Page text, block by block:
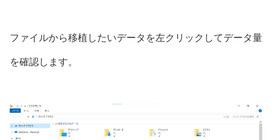
ファイルから移植したいデータを左クリックしてデータ量
を確認します。